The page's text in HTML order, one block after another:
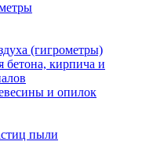
(гигрометры)
бетона, кирпича и
и опилок
пыли